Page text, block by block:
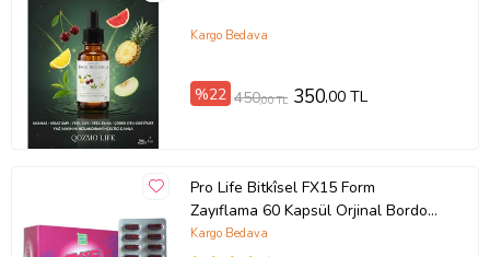
Kargo Bedava
%22 450,00 TL 350,00 TL
Pro Life Bitkîsel FX15 Form
Zayıflama 60 Kapsül Orjinal Bordo
Kapsül
Kargo Bedava